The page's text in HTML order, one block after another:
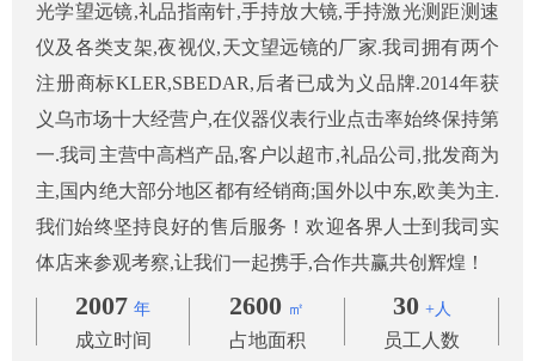
光学望远镜,礼品指南针,手持放大镜,手持激光测距测速
仪及各类支架,夜视仪,天文望远镜的厂家.我司拥有两个
注册商标KLER,SBEDAR,后者已成为义品牌.2014年获
义乌市场十大经营户,在仪器仪表行业点击率始终保持第
一.我司主营中高档产品,客户以超市,礼品公司,批发商为
主,国内绝大部分地区都有经销商;国外以中东,欧美为主.
我们始终坚持良好的售后服务！欢迎各界人士到我司实
体店来参观考察,让我们一起携手,合作共赢共创辉煌！
2007 年
成立时间
2600 ㎡
占地面积
30 +人
员工人数